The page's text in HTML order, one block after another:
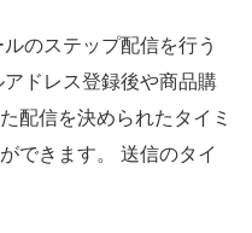
のステップ配信を行う
ドレス登録後や商品購
配信を決められたタイミ
できます。 送信のタイ